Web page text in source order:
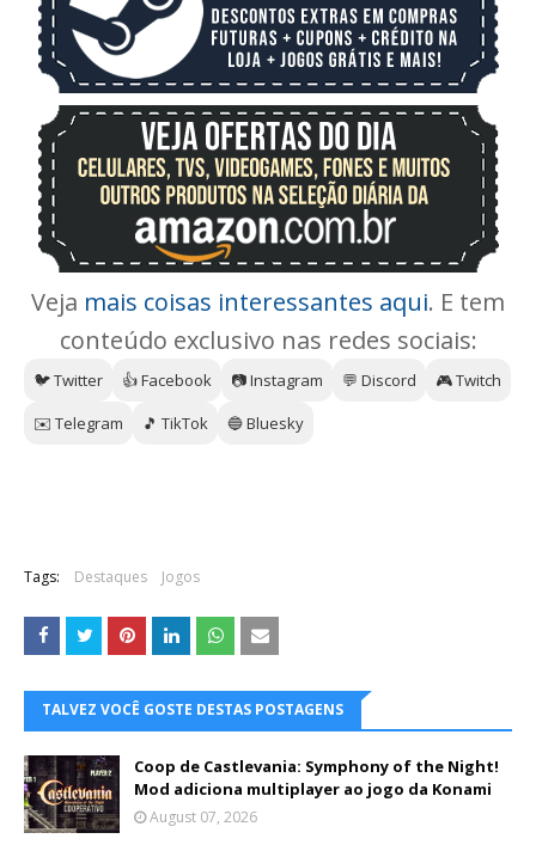
Veja mais coisas interessantes aqui. E tem
conteúdo exclusivo nas redes sociais:
🐦 Twitter 👍 Facebook 📷 Instagram 💬 Discord
🎮 Twitch
✉️ Telegram
🎵 TikTok 🔵 Bluesky
Tags: Destaques Jogos
TALVEZ VOCÊ GOSTE DESTAS POSTAGENS
Coop de Castlevania: Symphony of the Night!
Mod adiciona multiplayer ao jogo da Konami
August 07, 2026